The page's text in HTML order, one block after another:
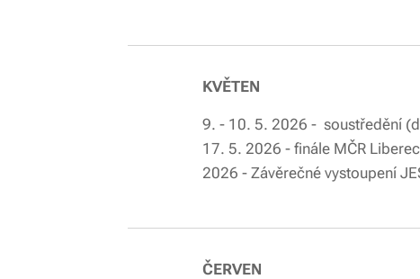
KVĚTEN
9. - 10. 5. 2026 -
17. 5. 2026 - finále
2026 - Závěrečné vystoupení
ČERVEN